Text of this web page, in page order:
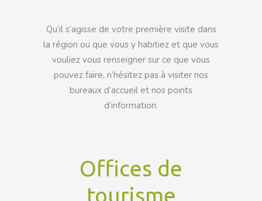
Qu’il s’agisse de votre première visite dans
la région ou que vous y habitiez et que vous
vouliez vous renseigner sur ce que vous
pouvez faire, n’hésitez pas à visiter nos
bureaux d’accueil et nos points
d’information.
Offices de
tourisme